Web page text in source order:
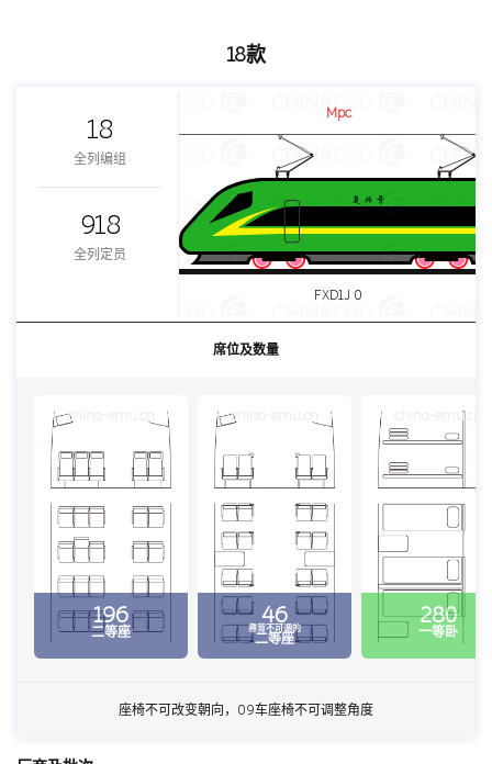
18款
18
全列编组
918
全列定员
Mpc
FXD1J 0
席位及数量
196
二等座
china-emu.cn
46
靠背不可调的
二等座
china-emu.cn
280
一等卧
china-emu.cn
座椅不可改变朝向，09车座椅不可调整角度